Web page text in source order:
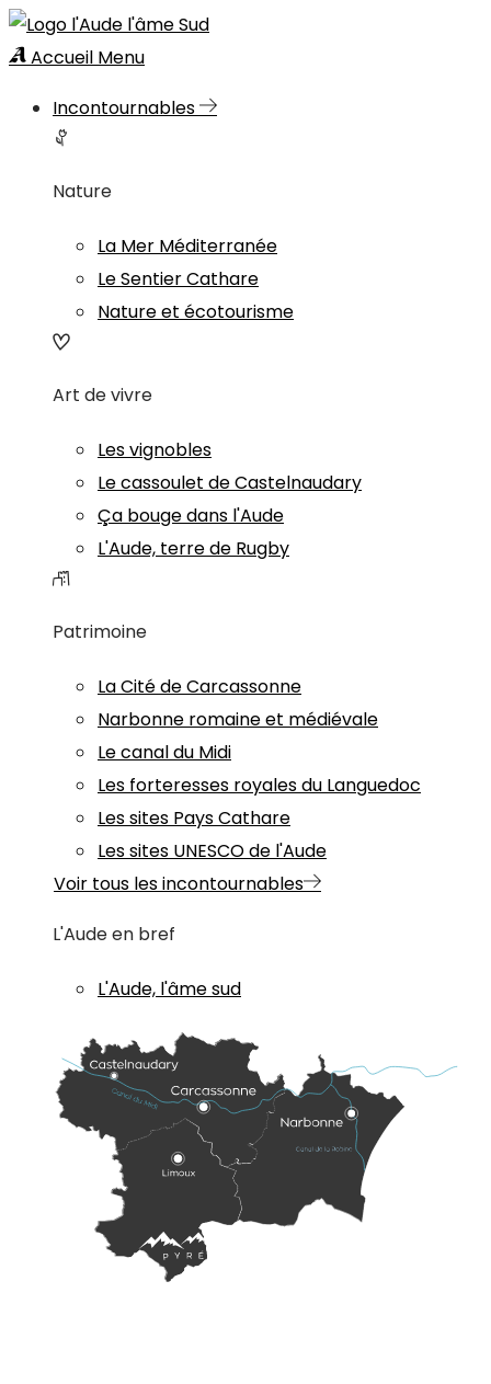
Accueil Menu
Incontournables
Nature
La Mer Méditerranée
Le Sentier Cathare
Nature et écotourisme
Art de vivre
Les vignobles
Le cassoulet de Castelnaudary
Ça bouge dans l'Aude
L'Aude, terre de Rugby
Patrimoine
La Cité de Carcassonne
Narbonne romaine et médiévale
Le canal du Midi
Les forteresses royales du Languedoc
Les sites Pays Cathare
Les sites UNESCO de l'Aude
Voir tous les incontournables
L'Aude en bref
L'Aude, l'âme sud